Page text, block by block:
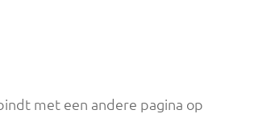
met een andere pagina op